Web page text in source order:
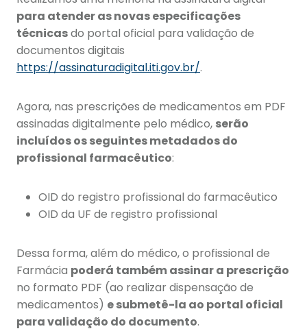
para atenderas novas especificações
técnicasdo portal oficial para validação de
documentos digitais
https://assinaturadigital.iti.gov.br/.
Agora, nas prescrições de medicamentos em PDF
assinadas digitalmente pelo médico, serão
incluídos os seguintes metadados do
profissional farmacêutico:
OID do registro profissional do farmacêutico
OID da UF de registro profissional
Dessa forma, além do médico, o profissional de
Farmácia poderá também assinar a prescrição
no formato PDF (ao realizar dispensação de
medicamentos) e submetê-la ao portal oficial
para validação do documento.